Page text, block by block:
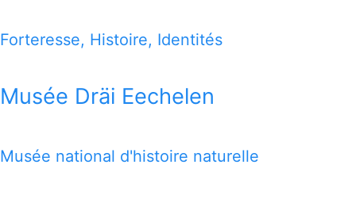
Forteresse, Histoire, Identités
Musée Dräi Eechelen
Musée national d'histoire naturelle